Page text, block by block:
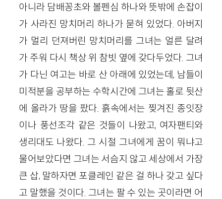
아니라 담배꽁초와 볼펜심 하나와 뜻밖에 손잡이
가 사라진 망치머리 하나가 묻혀 있었다. 아버지
가 멀리 던져버린 망치머리를 그녀는 얼른 달려
가 주워 다시 책상 위 참빗 옆에 갖다두었다. 그녀
가 다닌 여고는 바로 산 아래에 있었는데, 남들이
미적분을 공부하는 수학시간에 그녀는 홀로 뒷산
에 올라가 땅을 팠다. 흙속에서는 찢겨진 종잇장
이나 풍선조각 같은 것들이 나왔고, 여자팬티와
생리대도 나왔다. 그 시절 그녀에게 꿈이 뭐냐고
물어보았다면 그녀는 서슴지 않고 세상에서 가장
큰 삽, 말하자면 포클레인 같은 걸 하나 갖고 싶다
고 말했을 것이다. 그녀는 팔 수 있는 곳이라면 어